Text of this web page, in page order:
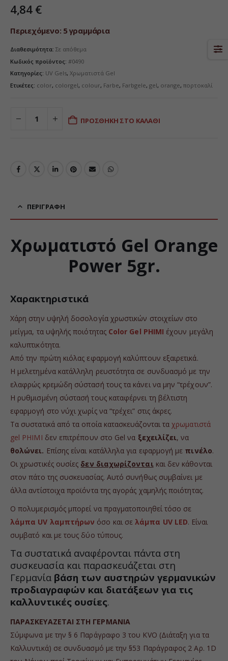
4,84€
Περιεχόμενο: 5 γραμμάρια
Διαθεσιμότητα: Σε απόθεμα
Κωδικός προϊόντος: #0490
Κατηγορίες: UV Gels, Χρωματιστά Gel
Ετικέτες: color, colorgel, colour, Farbe, Farbgele, gel, orange, πορτοκαλί
ΠΡΟΣΘΉΚΗ ΣΤΟ ΚΑΛΆΘΙ
ΠΕΡΙΓΡΑΦΉ
Χρωματιστό Gel Orange
Power 5gr.
Χαρακτηριστικά
Χάρη στην υψηλή δοσολογία χρωστικών στοιχείων στο
μείγμα, τα υψηλής ποιότητας Color Gel PHIMI έχουν μεγάλη
καλυπτικότητα.
Aπό την πρώτη κιόλας εφαρμογή καλύπτουν εξαιρετικά.
Η μελετημένα κατάλληλη ρευστότητα σε συνδυασμό με την
ελαφρώς κρεμώδη σύστασή τους τα κάνει να μην “τρέχουν”.
Η ρυθμισμένη σύστασή τους καταφέρνει τη βέλτιστη
εφαρμογή στο νύχι χωρίς να “τρέχει” στις άκρες.
Τα συστατικά από τα οποία κατασκευάζονται ταχρωματιστά
gel PHIMI δεν επιτρέπουν στο Gel να ξεχειλίζει, να
θολώνει. Eπίσης είναι κατάλληλα για εφαρμογή με πινέλο.
Οι χρωστικές ουσίες δεν διαχωρίζονταικαι δεν κάθονται
στον πάτο της συσκευασίας. Αυτό συνήθως συμβαίνει με
άλλα αντίστοιχα προϊόντα της αγοράς χαμηλής ποιότητας.
Ο πολυμερισμός μπορεί να πραγματοποιηθεί τόσο σε
λάμπα UV λαμπτήρων όσο και σε λάμπα UV LED. Είναι
συμβατό και με τους δύο τύπους.
Τα συστατικά αναφέρονται πάντα στη
συσκευασία και παρασκευάζεται στη
Γερμανία βάση των αυστηρών γερμανικών
προδιαγραφών και διατάξεων για τις
καλλυντικές ουσίες.
ΠΑΡΑΣΚΕΥΑΖΕΤΑΙ ΣΤΗ ΓΕΡΜΑΝΙΑ
Σύμφωνα με την § 6 Παράγραφο 3 του KVO (Διάταξη για τα
Καλλυντικά) σε συνδυασμό με την §53 Παράγραφος 2 Αρ. 1D